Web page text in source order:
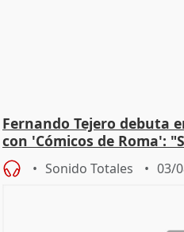
Fernando Tejero debuta
con 'Cómicos de Roma':
Sonido Totales 03/